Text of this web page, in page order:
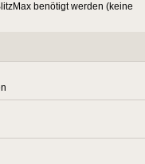
benötigt werden (keine